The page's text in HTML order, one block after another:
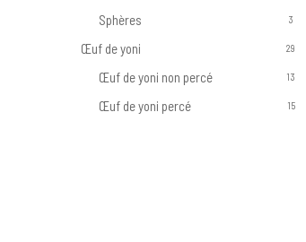
Sphères 3
Œuf de yoni 29
Œuf de yoni non percé 13
Œuf de yoni percé 15